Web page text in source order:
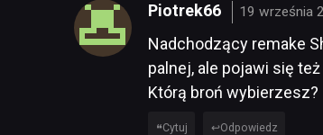
Piotrek66 19 września
Nadchodzący remake
palnej, ale pojawi się
Którą broń wybierzesz?
Cytuj Odpowiedz